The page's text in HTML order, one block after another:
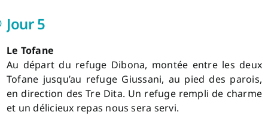
Jour 5
Le Tofane
Au départ du refuge Dibona, montée entre les deux
Tofane jusqu’au refuge Giussani, au pied des parois,
en direction des Tre Dita. Un refuge rempli de charme
et un délicieux repas nous sera servi.